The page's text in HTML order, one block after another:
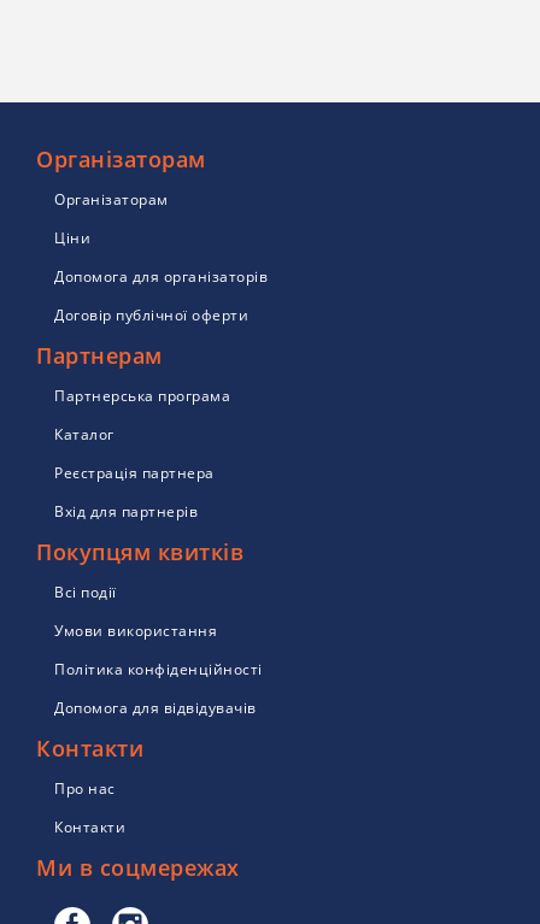
Організаторам
Організаторам
Ціни
Допомога для організаторів
Договір публічної оферти
Партнерам
Партнерська програма
Каталог
Реєстрація партнера
Вхід для партнерів
Покупцям квитків
Всі події
Умови використання
Політика конфіденційності
Допомога для відвідувачів
Контакти
Про нас
Контакти
Ми в соцмережах